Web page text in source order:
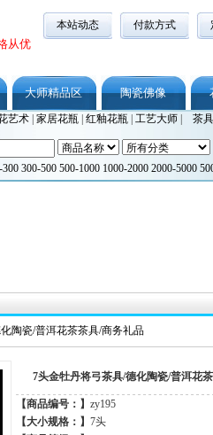
从优
本站动态 付款方式
大师精品区 陶瓷佛像
艺术| 家居花瓶| 红釉花瓶| 工艺大师| 茶具
300 300-500 500-1000 1000-2000 2000-5000
陶瓷/普洱花茶茶具/商务礼品
7头金牡丹将弓茶具/德化陶瓷/普洱花
【商品编号：】 zy195
【大小规格：】 7头